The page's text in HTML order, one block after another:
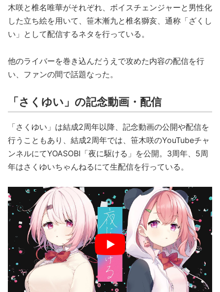
木咲と椎名唯華がそれぞれ、ボイスチェンジャーと男性化
した立ち絵を用いて、笹木漸九と椎名獅亥、通称「ざくし
い」として配信するネタを行っている。
他のライバーを巻き込んだうえで攻めた内容の配信を行
い、ファンの間で話題なった。
「さくゆい」の記念動画・配信
「さくゆい」は結成2周年以降、記念動画の公開や配信を
行うこともあり、結成2周年では、笹木咲のYouTubeチャ
ンネルにてYOASOBI「夜に駆ける」を公開。3周年、5周
年はさくゆいちゃんねるにて生配信を行っている。